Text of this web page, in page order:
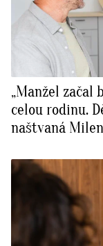
„Manžel
celou rodinu.
naštvaná